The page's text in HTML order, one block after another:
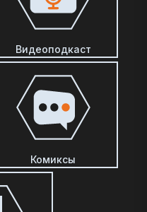
Видеоподкаст
Комиксы